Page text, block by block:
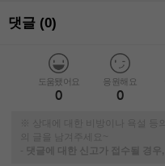
댓글 (0)
도움됐어요
0
응원해요
0
※ 상대에 대한 비방이나 욕설 등
의 글을 남겨주세요~
-
댓글에 대한 신고가 접수될 경